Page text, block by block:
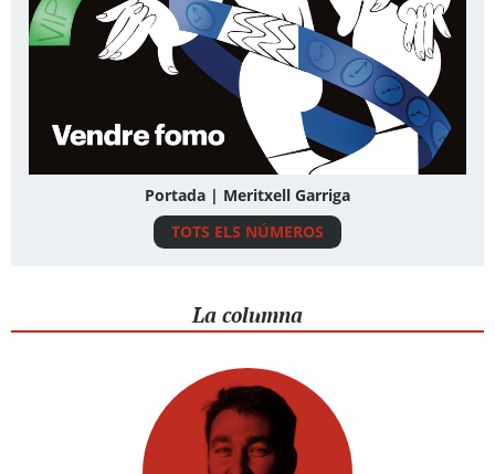
Portada | Meritxell Garriga
TOTS ELS NÚMEROS
La columna